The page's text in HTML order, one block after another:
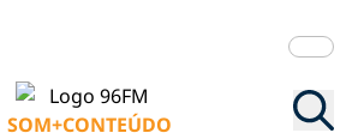
SOM+CONTEÚDO